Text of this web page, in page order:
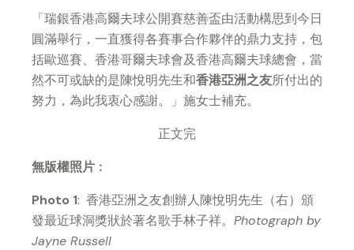
「瑞銀香港高爾夫球公開賽慈善盃由活動構思到今日
圓滿舉行，一直獲得各賽事合作夥伴的鼎力支持，包
括歐巡賽、香港哥爾夫球會及香港高爾夫球總會，當
然不可或缺的是陳悅明先生和香港亞洲之友所付出的
努力，為此我衷心感謝。」施女士補充。
正文完
無版權照片 ︰
Photo 1: 香港亞洲之友創辦人陳悅明先生（右）頒
發最近球洞獎狀於著名歌手林子祥。 Photograph by
Jayne Russell